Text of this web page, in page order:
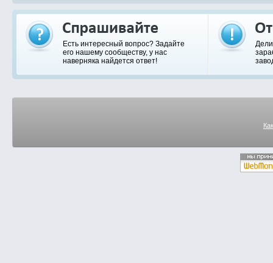
Есть интересный вопрос? Задайте
его нашему сообществу, у нас
наверняка найдется ответ!